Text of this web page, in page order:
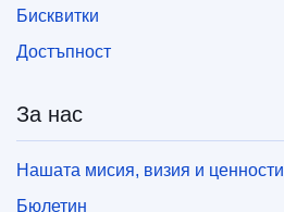
Бисквитки
Достъпност
За нас
Нашата мисия, визия и ценности
Бюлетин